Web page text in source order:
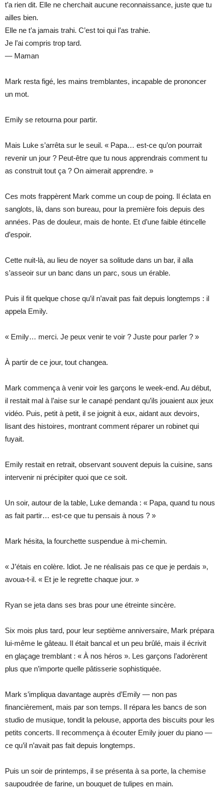
t’a rien dit. Elle ne cherchait aucune reconnaissance, juste que tu
ailles bien.
Elle ne t’a jamais trahi. C’est toi qui l’as trahie.
Je l’ai compris trop tard.
— Maman
Mark resta figé, les mains tremblantes, incapable de prononcer
un mot.
Emily se retourna pour partir.
Mais Luke s’arrêta sur le seuil. « Papa… est-ce qu’on pourrait
revenir un jour ? Peut-être que tu nous apprendrais comment tu
as construit tout ça ? On aimerait apprendre. »
Ces mots frappèrent Mark comme un coup de poing. Il éclata en
sanglots, là, dans son bureau, pour la première fois depuis des
années. Pas de douleur, mais de honte. Et d’une faible étincelle
d’espoir.
Cette nuit-là, au lieu de noyer sa solitude dans un bar, il alla
s’asseoir sur un banc dans un parc, sous un érable.
Puis il fit quelque chose qu’il n’avait pas fait depuis longtemps : il
appela Emily.
« Emily… merci. Je peux venir te voir ? Juste pour parler ? »
À partir de ce jour, tout changea.
Mark commença à venir voir les garçons le week-end. Au début,
il restait mal à l’aise sur le canapé pendant qu’ils jouaient aux jeux
vidéo. Puis, petit à petit, il se joignit à eux, aidant aux devoirs,
lisant des histoires, montrant comment réparer un robinet qui
fuyait.
Emily restait en retrait, observant souvent depuis la cuisine, sans
intervenir ni précipiter quoi que ce soit.
Un soir, autour de la table, Luke demanda : « Papa, quand tu nous
as fait partir… est-ce que tu pensais à nous ? »
Mark hésita, la fourchette suspendue à mi-chemin.
« J’étais en colère. Idiot. Je ne réalisais pas ce que je perdais »,
avoua-t-il. « Et je le regrette chaque jour. »
Ryan se jeta dans ses bras pour une étreinte sincère.
Six mois plus tard, pour leur septième anniversaire, Mark prépara
lui-même le gâteau. Il était bancal et un peu brûlé, mais il écrivit
en glaçage tremblant : « À nos héros ». Les garçons l’adorèrent
plus que n’importe quelle pâtisserie sophistiquée.
Mark s’impliqua davantage auprès d’Emily — non pas
financièrement, mais par son temps. Il répara les bancs de son
studio de musique, tondit la pelouse, apporta des biscuits pour les
petits concerts. Il recommença à écouter Emily jouer du piano —
ce qu’il n’avait pas fait depuis longtemps.
Puis un soir de printemps, il se présenta à sa porte, la chemise
saupoudrée de farine, un bouquet de tulipes en main.